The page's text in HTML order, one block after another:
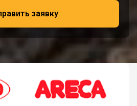
заявку